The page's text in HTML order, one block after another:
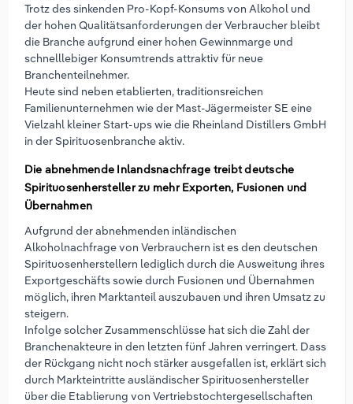
Trotz des sinkenden Pro-Kopf-Konsums von Alkohol und
der hohen Qualitätsanforderungen der Verbraucher bleibt
die Branche aufgrund einer hohen Gewinnmarge und
schnelllebiger Konsumtrends attraktiv für neue
Branchenteilnehmer.
Heute sind neben etablierten, traditionsreichen
Familienunternehmen wie der Mast-Jägermeister SE eine
Vielzahl kleiner Start-ups wie die Rheinland Distillers GmbH
in der Spirituosenbranche aktiv.
Die abnehmende Inlandsnachfrage treibt deutsche
Spirituosenhersteller zu mehr Exporten, Fusionen und
Übernahmen
Aufgrund der abnehmenden inländischen
Alkoholnachfrage von Verbrauchern ist es den deutschen
Spirituosenherstellern lediglich durch die Ausweitung ihres
Exportgeschäfts sowie durch Fusionen und Übernahmen
möglich, ihren Marktanteil auszubauen und ihren Umsatz zu
steigern.
Infolge solcher Zusammenschlüsse hat sich die Zahl der
Branchenakteure in den letzten fünf Jahren verringert. Dass
der Rückgang nicht noch stärker ausgefallen ist, erklärt sich
durch Markteintritte ausländischer Spirituosenhersteller
über die Etablierung von Vertriebstochtergesellschaften